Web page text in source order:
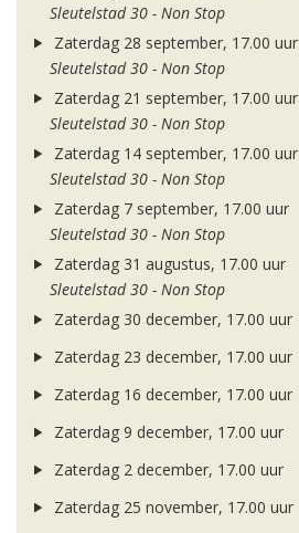
Sleutelstad 30 - Non Stop
Zaterdag 28 september, 17.00 uur
Sleutelstad 30 - Non Stop
Zaterdag 21 september, 17.00 uur
Sleutelstad 30 - Non Stop
Zaterdag 14 september, 17.00 uur
Sleutelstad 30 - Non Stop
Zaterdag 7 september, 17.00 uur
Sleutelstad 30 - Non Stop
Zaterdag 31 augustus, 17.00 uur
Sleutelstad 30 - Non Stop
Zaterdag 30 december, 17.00 uur
Zaterdag 23 december, 17.00 uur
Zaterdag 16 december, 17.00 uur
Zaterdag 9 december, 17.00 uur
Zaterdag 2 december, 17.00 uur
Zaterdag 25 november, 17.00 uur